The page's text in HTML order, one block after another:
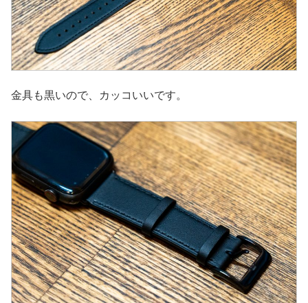
金具も黒いので、カッコいいです。